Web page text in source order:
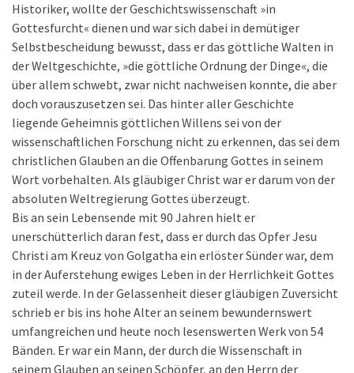
Historiker, wollte der Geschichtswissenschaft »in
Gottesfurcht« dienen und war sich dabei in demütiger
Selbstbescheidung bewusst, dass er das göttliche Walten in
der Weltgeschichte, »die göttliche Ordnung der Dinge«, die
über allem schwebt, zwar nicht nachweisen konnte, die aber
doch vorauszusetzen sei. Das hinter aller Geschichte
liegende Geheimnis göttlichen Willens sei von der
wissenschaftlichen Forschung nicht zu erkennen, das sei dem
christlichen Glauben an die Offenbarung Gottes in seinem
Wort vorbehalten. Als gläubiger Christ war er darum von der
absoluten Weltregierung Gottes überzeugt.
Bis an sein Lebensende mit 90 Jahren hielt er
unerschütterlich daran fest, dass er durch das Opfer Jesu
Christi am Kreuz von Golgatha ein erlöster Sünder war, dem
in der Auferstehung ewiges Leben in der Herrlichkeit Gottes
zuteil werde. In der Gelassenheit dieser gläubigen Zuversicht
schrieb er bis ins hohe Alter an seinem bewundernswert
umfangreichen und heute noch lesenswerten Werk von 54
Bänden. Er war ein Mann, der durch die Wissenschaft in
seinem Glauben an seinen Schöpfer, an den Herrn der